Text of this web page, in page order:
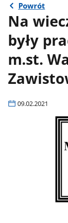
Powrót
Na
były
m.st.
09.02.2021